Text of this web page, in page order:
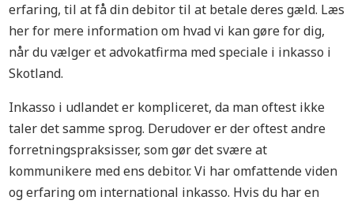
erfaring, til at få din debitor til at betale deres gæld. Læs
her for mere information om hvad vi kan gøre for dig,
når du vælger et advokatfirma med speciale i inkasso i
Skotland.
Inkasso i udlandet er kompliceret, da man oftest ikke
taler det samme sprog. Derudover er der oftest andre
forretningspraksisser, som gør det svære at
kommunikere med ens debitor. Vi har omfattende viden
og erfaring om international inkasso. Hvis du har en